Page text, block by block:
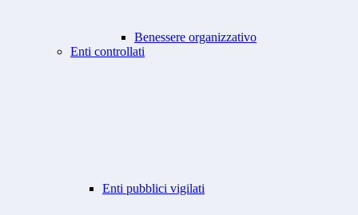
Benessere organizzativo
Enti controllati
Enti pubblici vigilati